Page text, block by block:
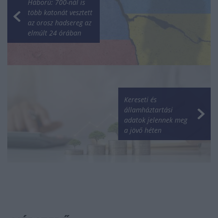
Háború: 700-nál is
több katonát vesztett
az orosz hadsereg az
elmúlt 24 órában
Kereseti és
államháztartási
adatok jelennek meg
a jövő héten